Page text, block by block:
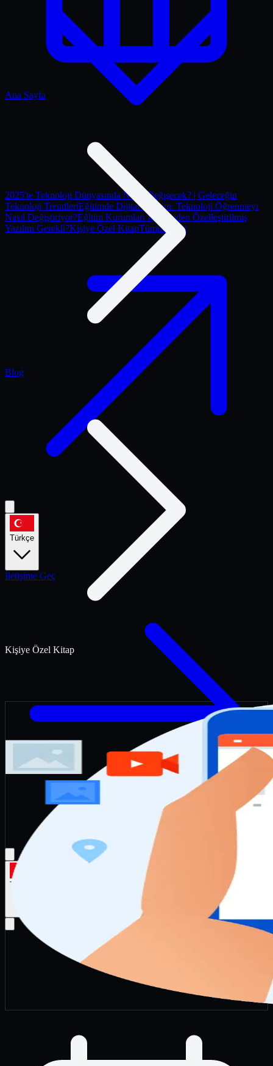
2025'te Teknoloji Dünyasında Neler Değişecek? | Geleceğin
Teknoloji TrendleriEğitimde Dijital Devrim: Teknoloji Öğrenmeyi
Nasıl Değiştiriyor?Eğitim Kurumları İçin Neden Özelleştirilmiş
Yazılım Gerekli?Kişiye Özel KitapTümünü gör
Türkçe
İletişime Geç
Türkçe
Ana Sayfa
Blog
Kişiye Özel Kitap